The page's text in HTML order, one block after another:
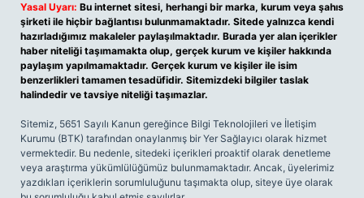
Yasal Uyarı: Bu internet sitesi, herhangi bir marka, kurum veya şahıs
şirketi ile hiçbir bağlantısı bulunmamaktadır. Sitede yalnızca kendi
hazırladığımız makaleler paylaşılmaktadır. Burada yer alan içerikler
haber niteliği taşımamakta olup, gerçek kurum ve kişiler hakkında
paylaşım yapılmamaktadır. Gerçek kurum ve kişiler ile isim
benzerlikleri tamamen tesadüfidir. Sitemizdeki bilgiler taslak
halindedir ve tavsiye niteliği taşımazlar.
Sitemiz, 5651 Sayılı Kanun gereğince Bilgi Teknolojileri ve İletişim
Kurumu (BTK) tarafından onaylanmış bir Yer Sağlayıcı olarak hizmet
vermektedir. Bu nedenle, sitedeki içerikleri proaktif olarak denetleme
veya araştırma yükümlülüğümüz bulunmamaktadır. Ancak, üyelerimiz
yazdıkları içeriklerin sorumluluğunu taşımakta olup, siteye üye olarak